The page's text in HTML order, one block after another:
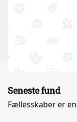
Seneste fund
Fællesskaber er